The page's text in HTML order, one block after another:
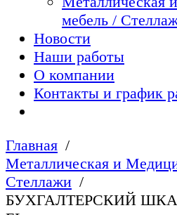
мебель /
Новости
Наши работы
О компании
Контакты и график
Главная
Металлическая и
Стеллажи
БУХГАЛТЕРСКИЙ